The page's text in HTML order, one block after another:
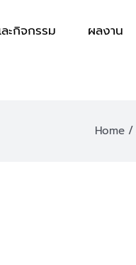
ะกิจกรรม ผลงาน
Home